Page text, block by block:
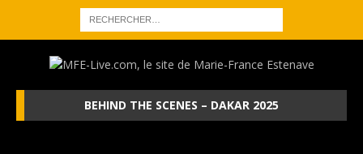
BEHIND THE SCENES – DAKAR 2025